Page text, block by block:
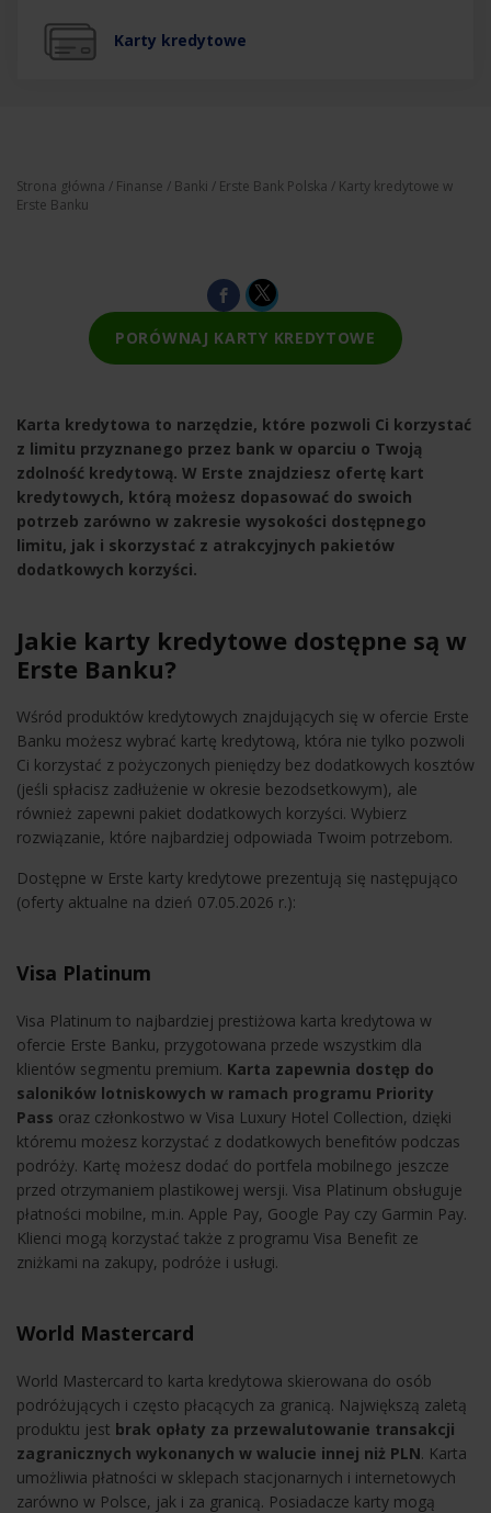
Karty kredytowe
Strona główna / Finanse / Banki / Erste Bank Polska / Karty kredytowe w
Erste Banku
PORÓWNAJ KARTY KREDYTOWE
Karta kredytowa to narzędzie, które pozwoli Ci korzystać
z limitu przyznanego przez bank w oparciu o Twoją
zdolność kredytową. W Erste znajdziesz ofertę kart
kredytowych, którą możesz dopasować do swoich
potrzeb zarówno w zakresie wysokości dostępnego
limitu, jak i skorzystać z atrakcyjnych pakietów
dodatkowych korzyści.
Jakie karty kredytowe dostępne są w
Erste Banku?
Wśród produktów kredytowych znajdujących się w ofercie Erste
Banku możesz wybrać kartę kredytową, która nie tylko pozwoli
Ci korzystać z pożyczonych pieniędzy bez dodatkowych kosztów
(jeśli spłacisz zadłużenie w okresie bezodsetkowym), ale
również zapewni pakiet dodatkowych korzyści. Wybierz
rozwiązanie, które najbardziej odpowiada Twoim potrzebom.
Dostępne w Erste karty kredytowe prezentują się następująco
(oferty aktualne na dzień 07.05.2026 r.):
Visa Platinum
Visa Platinum to najbardziej prestiżowa karta kredytowa w
ofercie Erste Banku, przygotowana przede wszystkim dla
klientów segmentu premium. Karta zapewnia dostęp do
saloników lotniskowych w ramach programu Priority
Pass oraz członkostwo w Visa Luxury Hotel Collection, dzięki
któremu możesz korzystać z dodatkowych benefitów podczas
podróży. Kartę możesz dodać do portfela mobilnego jeszcze
przed otrzymaniem plastikowej wersji. Visa Platinum obsługuje
płatności mobilne, m.in. Apple Pay, Google Pay czy Garmin Pay.
Klienci mogą korzystać także z programu Visa Benefit ze
zniżkami na zakupy, podróże i usługi.
World Mastercard
World Mastercard to karta kredytowa skierowana do osób
podróżujących i często płacących za granicą. Największą zaletą
produktu jest brak opłaty za przewalutowanie transakcji
zagranicznych wykonanych w walucie innej niż PLN. Karta
umożliwia płatności w sklepach stacjonarnych i internetowych
zarówno w Polsce, jak i za granicą. Posiadacze karty mogą